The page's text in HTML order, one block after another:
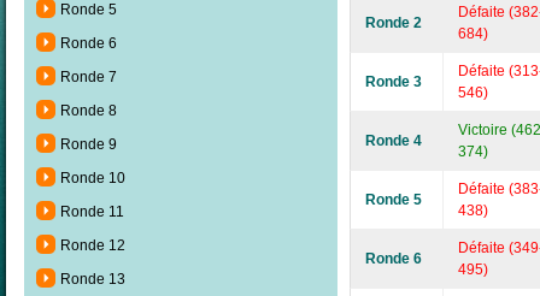
Ronde 5
Ronde 6
Ronde 7
Ronde 8
Ronde 9
Ronde 10
Ronde 11
Ronde 12
Ronde 13
Ronde 2
Défaite
684)
Ronde 3
Défaite
546)
Ronde 4
Victoire
374)
Ronde 5
Défaite
438)
Ronde 6
Défaite
495)